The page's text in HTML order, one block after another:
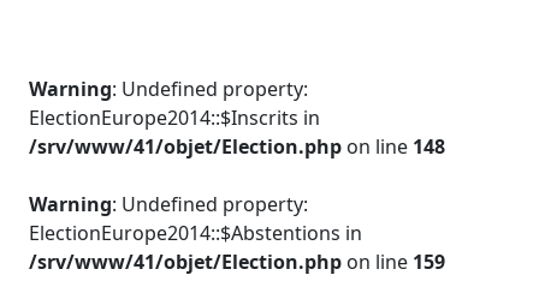
Warning: Undefined property:
ElectionEurope2014::$Inscrits in
/srv/www/41/objet/Election.php on line 148
Warning: Undefined property:
ElectionEurope2014::$Abstentions in
/srv/www/41/objet/Election.php on line 159